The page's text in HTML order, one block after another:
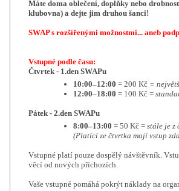
Máte doma oblečení, doplňky nebo
klubovna)a dejte jim druhou šanci!
SWAP s rozšířenými možnostmi... aneb
Vstupné podle času:
Čtvrtek - 1.den SWAPu
10:00–12:00 = 200 Kč =
12:00–18:00 = 100 Kč =
Pátek - 2.den SWAPu
8:00–13:00 = 50 Kč =stále je z
(Platící ze čtvrtka mají vstup
Vstupné platí pouze dospělý návštěvník.
věcí od nových příchozích.
Vaše vstupné pomáhá pokrýt náklady na